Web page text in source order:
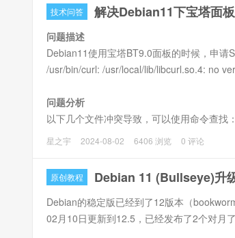
技术问答 解决Debian11下宝塔面
问题描述
Debian11使用宝塔BT9.0面板的时候，申请
/usr/bin/curl: /usr/local/lib/libcurl.so.4: no
问题分析
以下几个文件冲突导致，可以使用命令查找：
find / -name "libcurl.so.4"
/usr/lib/x86_64-linux-gnu/libcurl.so.4.7.0
星之宇 2024-08-02 6406 浏览 0 评论
原创教程 Debian 11 (Bullseye)升
Debian的稳定版已经到了12版本（
02月10日更新到12.5，已经发布了2个对月